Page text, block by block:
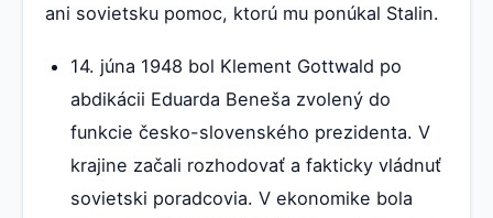
ani sovietsku pomoc, ktorú mu ponúkal Stalin.
14. júna 1948 bol Klement Gottwald po
abdikácii Eduarda Beneša zvolený do
funkcie česko-slovenského prezidenta. V
krajine začali rozhodovať a fakticky vládnuť
sovietski poradcovia. V ekonomike bola